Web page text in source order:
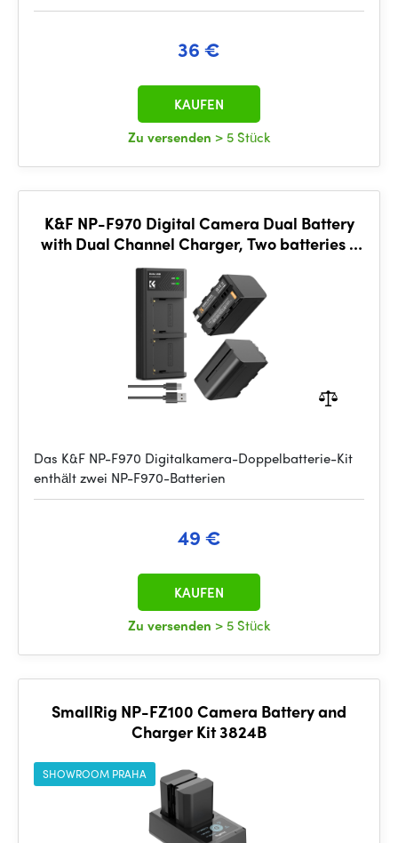
36 €
Zu versenden > 5 Stück
KAUFEN
K&F NP-F970 Digital Camera Dual Battery
with Dual Channel Charger, Two batteries +
charger + Type C
Das K&F NP-F970 Digitalkamera-Doppelbatterie-Kit
enthält zwei NP-F970-Batterien
49 €
Zu versenden > 5 Stück
KAUFEN
SmallRig NP-FZ100 Camera Battery and
Charger Kit 3824B
SHOWROOM PRAHA